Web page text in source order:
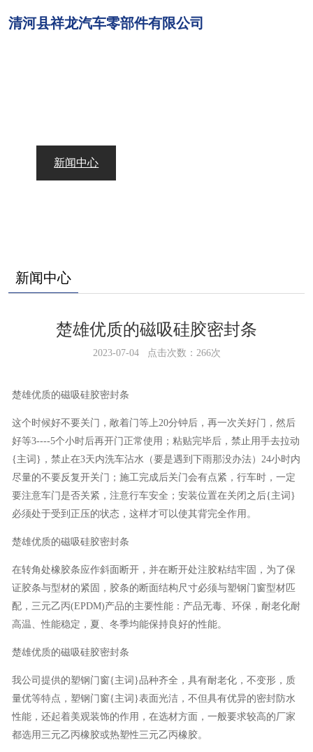
清河县祥龙汽车零部件有限公司
新闻中心
新闻中心
楚雄优质的磁吸硅胶密封条
2023-07-04 点击次数：266次
楚雄优质的磁吸硅胶密封条
这个时候好不要关门，敞着门等上20分钟后，再一次关好门，然后
好等3----5个小时后再开门正常使用；粘贴完毕后，禁止用手去拉动
{主词}，禁止在3天内洗车沾水（要是遇到下雨那没办法）24小时内
尽量的不要反复开关门；施工完成后关门会有点紧，行车时，一定
要注意车门是否关紧，注意行车安全；安装位置在关闭之后{主词}
必须处于受到正压的状态，这样才可以使其背完全作用。
楚雄优质的磁吸硅胶密封条
在转角处橡胶条应作斜面断开，并在断开处注胶粘结牢固，为了保
证胶条与型材的紧固，胶条的断面结构尺寸必须与塑钢门窗型材匹
配，三元乙丙(EPDM)产品的主要性能：产品无毒、环保，耐老化耐
高温、性能稳定，夏、冬季均能保持良好的性能。
楚雄优质的磁吸硅胶密封条
我公司提供的塑钢门窗{主词}品种齐全，具有耐老化，不变形，质
量优等特点，塑钢门窗{主词}表面光洁，不但具有优异的密封防水
性能，还起着美观装饰的作用，在选材方面，一般要求较高的厂家
都选用三元乙丙橡胶或热塑性三元乙丙橡胶。